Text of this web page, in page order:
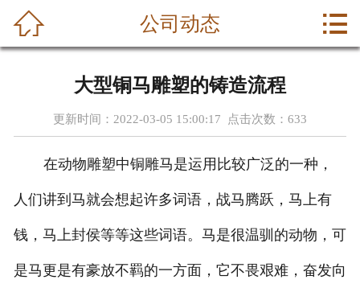
成功案例
荣誉资质
公司动态
 公司动态 
大型铜马雕塑的铸造流程
更新时间：2022-03-05 15:00:17 点击次数： 633
在动物雕塑中铜雕马是运用比较广泛的一种，
人们讲到马就会想起许多词语，战马腾跃，马上有
钱，马上封侯等等这些词语。马是很温驯的动物，可
是马更是有豪放不羁的一方面，它不畏艰难，奋发向